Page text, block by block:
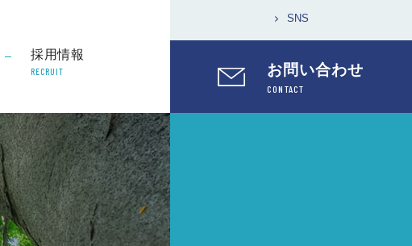
採用情報
RECRUIT
SNS
お問い合わせ
CONTACT